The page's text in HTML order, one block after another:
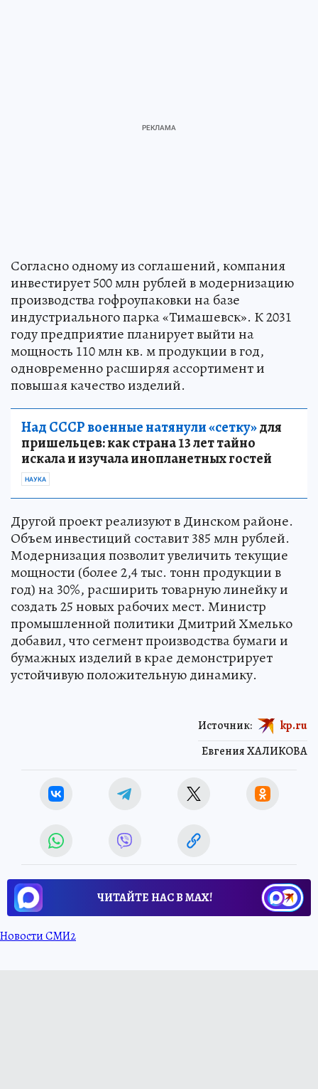
Согласно одному из соглашений, компания
инвестирует 500 млн рублей в модернизацию
производства гофроупаковки на базе
индустриального парка «Тимашевск». К 2031
году предприятие планирует выйти на
мощность 110 млн кв. м продукции в год,
одновременно расширяя ассортимент и
повышая качество изделий.
Над СССР военные натянули «сетку»для
пришельцев: как страна 13 лет тайно
искала и изучала инопланетных гостей
НАУКА
Другой проект реализуют в Динском районе.
Объем инвестиций составит 385 млн рублей.
Модернизация позволит увеличить текущие
мощности (более 2,4 тыс. тонн продукции в
год) на 30%, расширить товарную линейку и
создать 25 новых рабочих мест. Министр
промышленной политики Дмитрий Хмелько
добавил, что сегмент производства бумаги и
бумажных изделий в крае демонстрирует
устойчивую положительную динамику.
Евгения ХАЛИКОВА
Источник: kp.ru
ЧИТАЙТЕ НАС В МАХ!
Новости СМИ2